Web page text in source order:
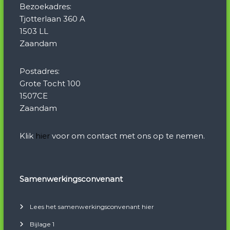
Bezoekadres:
Tjotterlaan 360 A
1503 LL
Zaandam
Postadres:
Grote Tocht 100
1507CE
Zaandam
Klik hiervoor om contact met ons op te nemen.
Samenwerkingsconvenant
Lees het samenwerkingsconvenant hier
Bijlage 1